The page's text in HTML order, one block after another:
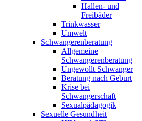
Hallen- und
Freibäder
Trinkwasser
Umwelt
Schwangerenberatung
Allgemeine
Schwangerenberatung
Ungewollt Schwanger
Beratung nach Geburt
Krise bei
Schwangerschaft
Sexualpädagogik
Sexuelle Gesundheit